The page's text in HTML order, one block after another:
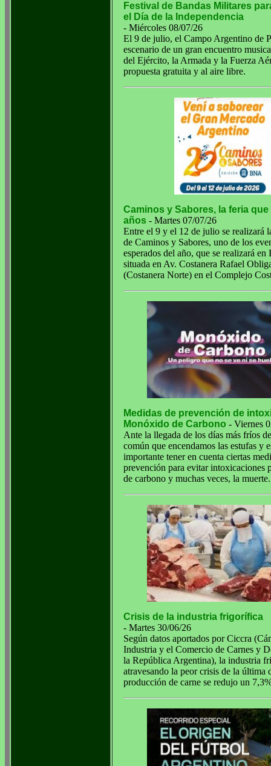
Festival de Bandas Militares
el Día de la Independencia
- Miércoles 08/07/26
El 9 de julio, el Campo Argentino de
escenario de un gran encuentro
del Ejército, la Armada y la Fuerza
propuesta gratuita y al aire libre.
Caminos y Sabores, la feria
años - Martes 07/07/26
Entre el 9 y el 12 de julio se realizará
de Caminos y Sabores, uno de los
esperados del año, que se realizará
situada en Av. Costanera Rafael
(Costanera Norte) en el Complejo
Medidas de prevención de
Monóxido de Carbono - Viernes
Ante la llegada de los días más fríos
común que encendamos las estufas y
importante tener en cuenta ciertas
prevención para evitar intoxicaciones
de carbono y muchas veces, la muerte.
Crisis de la industria frigorífica
- Martes 30/06/26
Según datos aportados por Ciccra
Industria y el Comercio de Carnes y
la República Argentina), la industria
atravesando la peor crisis de la última
producción de carne se redujo un